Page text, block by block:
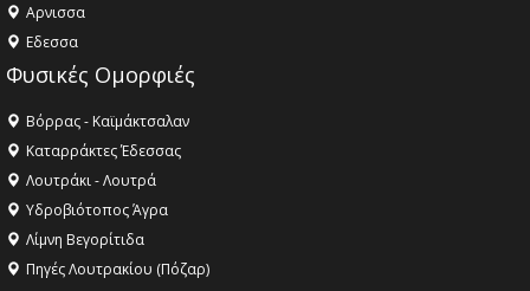
Aρνισσα
Eδεσσα
Φυσικές Ομορφιές
Βόρρας - Καϊμάκτσαλαν
Καταρράκτες Έδεσσας
Λουτράκι - Λουτρά
Υδροβιότοπος Άγρα
Λίμνη Βεγορίτιδα
Πηγές Λουτρακίου (Πόζαρ)